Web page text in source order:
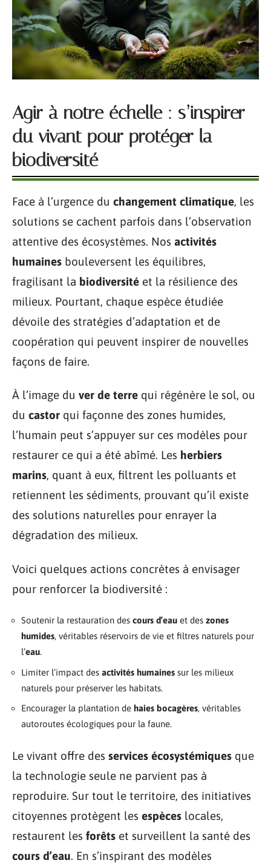
Agir à notre échelle : s’inspirer
du vivant pour protéger la
biodiversité
Face à l’urgence du changement climatique, les
solutions se cachent parfois dans l’observation
attentive des écosystèmes. Nos activités
humaines bouleversent les équilibres,
fragilisant la biodiversité et la résilience des
milieux. Pourtant, chaque espèce étudiée
dévoile des stratégies d’adaptation et de
coopération qui peuvent inspirer de nouvelles
façons de faire.
À l’image du ver de terre qui régénère le sol, ou
du castor qui façonne des zones humides,
l’humain peut s’appuyer sur ces modèles pour
restaurer ce qui a été abîmé. Les herbiers
marins, quant à eux, filtrent les polluants et
retiennent les sédiments, prouvant qu’il existe
des solutions naturelles pour enrayer la
dégradation des milieux.
Voici quelques actions concrètes à envisager
pour renforcer la biodiversité :
Soutenir la restauration des cours d’eau et des zones
humides, véritables réservoirs de vie et filtres naturels pour
l’eau.
Limiter l’impact des activités humaines sur les milieux
naturels pour préserver les habitats.
Encourager la plantation de haies bocagères, véritables
autoroutes écologiques pour la faune.
Le vivant offre des services écosystémiques que
la technologie seule ne parvient pas à
reproduire. Sur tout le territoire, des initiatives
citoyennes protègent les espèces locales,
restaurent les forêts et surveillent la santé des
cours d’eau. En s’inspirant des modèles